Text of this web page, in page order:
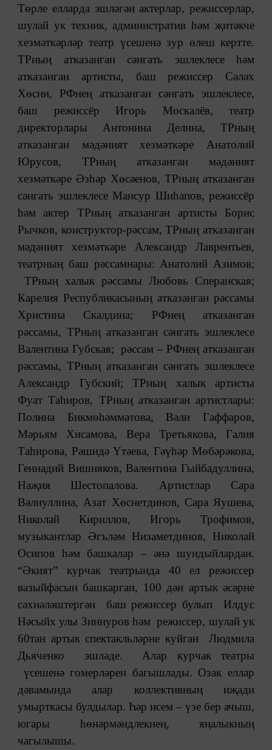
Төрле елларда эшләгән актерлар, режиссерлар,
шулай ук техник, административ һәм җитәкче
хезмәткәрләр театр үсешенә зур өлеш кертте.
ТРның атказанган сәнгать эшлеклесе һәм
атказанган артисты, баш режиссер Сәләх
Хөсни, РФнең атказанган сәнгать эшлеклесе,
баш режиссёр Игорь Москалёв, театр
директорлары Антонина Делина, ТРның
атказанган мәдәният хезмәткәре Анатолий
Юрусов, ТРның атказанган мәдәният
хезмәткәре Әзһәр Хөсәенов, ТРның атказанган
сәнгать эшлеклесе Мансур Шиһапов, режиссёр
һәм актер ТРның атказанган артисты Борис
Рычков, конструктор-рәссам, ТРның атказанган
мәдәният хезмәткәре Александр Лаврентьев,
театрның баш рәссамнары: Анатолий Азимов;
ТРның халык рәссамы Любовь Сперанская;
Карелия Республикасының атказанган рәссамы
Христина Скалдина; РФнең атказанган
рәссамы, ТРның атказанган сәнгать эшлеклесе
Валентина Губская; рәссам – РФнең атказанган
рәссамы, ТРның атказанган сәнгать эшлеклесе
Александр Губский; ТРның халык артисты
Фуат Таһиров, ТРның атказанган артистлары:
Полина Бикмөһәммәтова, Вәли Гаффаров,
Мәрьям Хисамова, Вера Третьякова, Галия
Таһирова, Рәшидә Үтәева, Гәүһәр Мөбәрәкова,
Геннадий Вишняков, Валентина Гыйбадуллина,
Наҗия Шестопалова. Артистлар Сара
Вәлиуллина, Азат Хөснетдинов, Сара Яушева,
Николай Кириллов, Игорь Трофимов,
музыкантлар Әгъләм Низаметдинов, Николай
Осипов һәм башкалар – әнә шундыйлардан.
“Әкият” курчак театрында 40 ел режиссер
вазыйфасын башкарган, 100 дән артык әсәрне
сәхнәләштергән баш режиссер булып Илдус
Нәсыйх улы Зиннуров һәм режиссер, шулай ук
60тан артык спектакльләрне куйган Людмила
Дьяченко эшләде. Алар курчак театры
үсешенә гомерләрен багышлады. Озак еллар
дәвамында алар коллективның иҗади
умырткасы булдылар. Һәр исем – үзе бер ачыш,
югары һөнәрмәндлекнең, яңалыкның
чагылышы.